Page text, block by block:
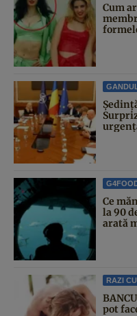
Cum
Ce
la 90
arată
RAZI
pot